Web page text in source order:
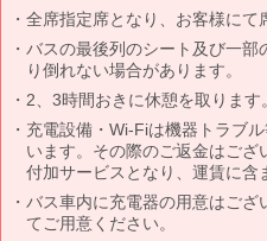
全席指定席となり、お客様にて
バスの最後列のシート及び一部
り倒れない場合があります。
2、3時間おきに休憩を取ります。
充電設備・Wi-Fiは機器トラブ
います。その際のご返金はご
付加サービスとなり、運賃に含
バス車内に充電器の用意はござ
てご用意ください。